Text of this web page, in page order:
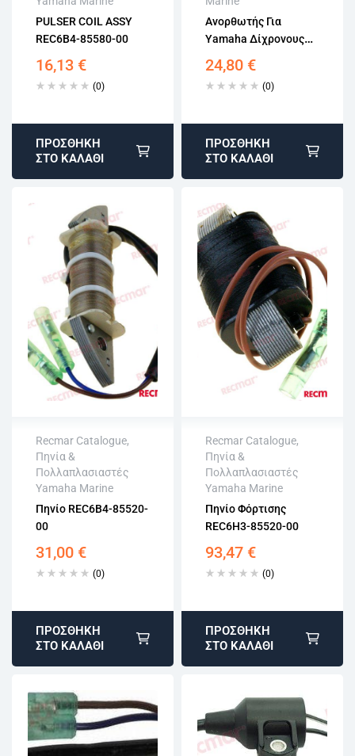
PULSER COIL ASSY
REC6B4-85580-00
16,13 €
(0)
Αγορά χωρίς
εγγραφή
ΠΡΟΣΘΉΚΗ
ΣΤΟ ΚΑΛΆΘΙ
Ανορθωτής Για
Yamaha Δίχρονους
6H2-81960-10
24,80 €
(0)
15 εργάσιμων
Αγορά χωρίς
εγγραφή
ΠΡΟΣΘΉΚΗ
ΣΤΟ ΚΑΛΆΘΙ
Recmar Catalogue,
Πηνία &
Πολλαπλασιαστές
Yamaha Marine
Πηνίο REC6B4-85520-
00
31,00 €
(0)
Άμεση αποστολή
Επιστροφή εντός
Αγορά χωρίς
ΠΡΟΣΘΉΚΗ
ΣΤΟ ΚΑΛΆΘΙ
Recmar Catalogue,
Πηνία &
Πολλαπλασιαστές
Yamaha Marine
Πηνίο Φόρτισης
REC6H3-85520-00
93,47 €
(0)
Άμεση αποστολή
Επιστροφή εντός
Αγορά χωρίς
εγγραφή
ΠΡΟΣΘΉΚΗ
ΣΤΟ ΚΑΛΆΘΙ